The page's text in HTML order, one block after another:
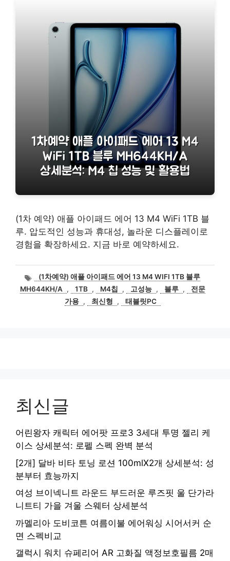
(1차 예약) 애플 아이패드 에어 13 M4 WiFi 1TB 블
루. 압도적인 성능과 휴대성, 놀라운 디스플레이로
경험을 확장하세요. 지금 바로 예약하세요.
태
그
(1차예약) 애플 아이패드 에어 13 M4 WIFI 1TB 블루
MH644KH/A
, 1TB , M4칩 , 고성능 , 블루 ,
전문
가용 , 최신형 , 태블릿PC
최신글
어린왕자 캐릭터 에어팟 프로3 3세대 투명 젤리 케
이스 상세분석: 로펠 스펙 완벽 분석
[2개] 달바 비타 토닝 로션 100mlX2개 상세분석: 성
분부터 효능까지
여성 브이넥니트 라운드 부드러운 루즈핏 울 단가라
니트티 가을 겨울 스웨터 상세분석
까멜리아 도비코튼 여름이불 에어워싱 시어서커 순
면 스펙비교
갤럭시 워치 슈페리어 AR 고화질 액정보호필름 2매